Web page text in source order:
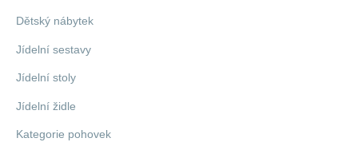
Dětský nábytek
Jídelní sestavy
Jídelní stoly
Jídelní židle
Kategorie pohovek